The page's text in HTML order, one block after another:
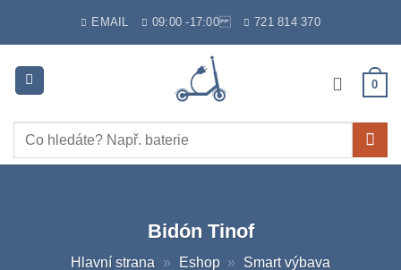
EMAIL 09:00 -17:00 721 814 370
0
Hledat:
Bidón Tinof
Hlavní strana » Eshop » Smart výbava